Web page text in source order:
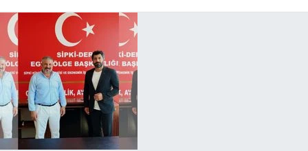
Trafik Durumu
Süper Lig Puan Durumu ve Fikstür
Tüm Manşetler
Son Dakika Haberleri